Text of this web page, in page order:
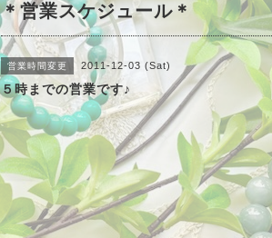
＊営業スケジュール＊
営業時間変更 2011-12-03 (Sat)
５時までの営業です♪